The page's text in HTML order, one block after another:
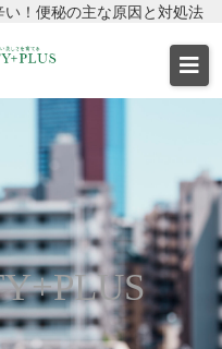
！便秘の主な原因と対処法